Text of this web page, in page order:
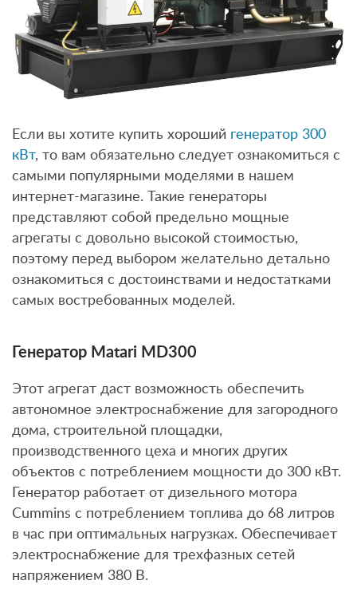
Если вы хотите купить хороший генератор 300
кВт, то вам обязательно следует ознакомиться с
самыми популярными моделями в нашем
интернет-магазине. Такие генераторы
представляют собой предельно мощные
агрегаты с довольно высокой стоимостью,
поэтому перед выбором желательно детально
ознакомиться с достоинствами и недостатками
самых востребованных моделей.
Генератор Matari MD300
Этот агрегат даст возможность обеспечить
автономное электроснабжение для загородного
дома, строительной площадки,
производственного цеха и многих других
объектов с потреблением мощности до 300 кВт.
Генератор работает от дизельного мотора
Cummins с потреблением топлива до 68 литров
в час при оптимальных нагрузках. Обеспечивает
электроснабжение для трехфазных сетей
напряжением 380 В.